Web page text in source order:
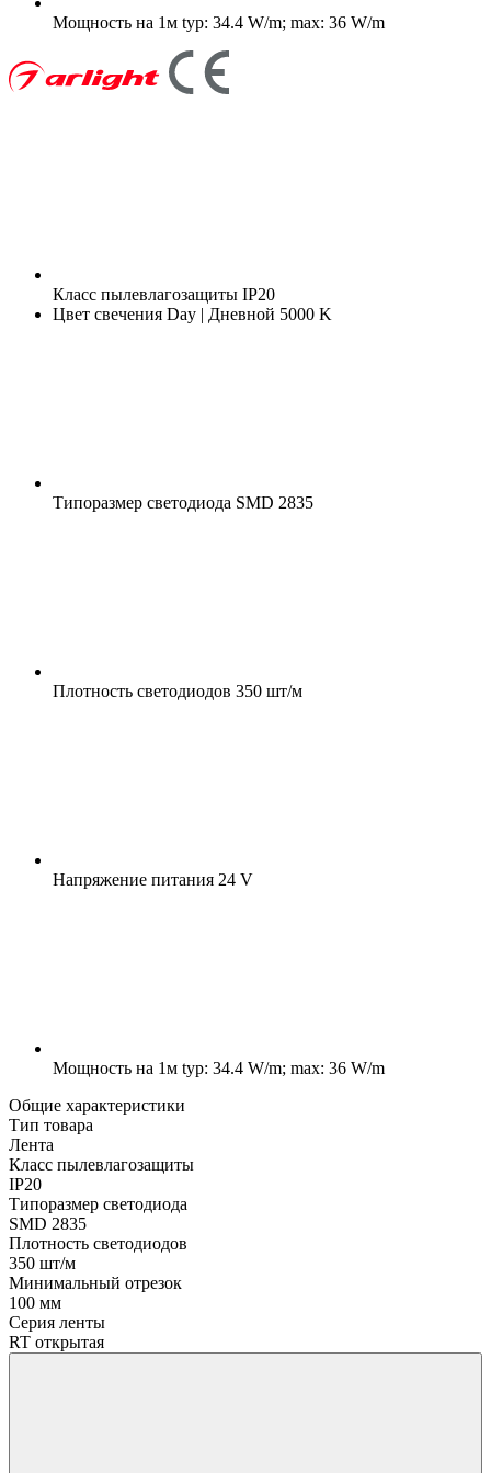
Мощность на 1м typ: 34.4 W/m; max: 36 W/m
Класс пылевлагозащиты IP20
Цвет свечения Day | Дневной 5000 K
Типоразмер светодиода SMD 2835
Плотность светодиодов 350 шт/м
Напряжение питания 24 V
Мощность на 1м typ: 34.4 W/m; max: 36 W/m
Общие характеристики
Тип товара
Лента
Класс пылевлагозащиты
IP20
Типоразмер светодиода
SMD 2835
Плотность светодиодов
350 шт/м
Минимальный отрезок
100 мм
Серия ленты
RT открытая